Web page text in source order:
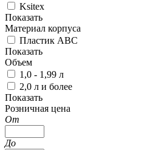
Ksitex
Показать
Материал корпуса
Пластик ABC
Показать
Объем
1,0 - 1,99 л
2,0 л и более
Показать
Розничная цена
От
До